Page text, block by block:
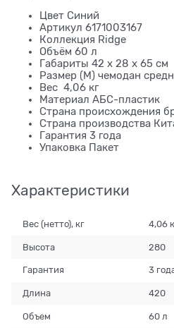
Цвет Синий
Артикул 6171003167
Коллекция Ridge
Объём 60 л
Габариты 42 x 28 x 65 см
Размер (M) чемодан
Вес 4,06 кг
Материал АБС-пластик
Страна происхождения
Страна производства
Гарантия 3 года
Упаковка Пакет
Характеристики
Вес (нетто), кг 4,06
Высота 280
Гарантия 3
Длина 420
Объем 60 л